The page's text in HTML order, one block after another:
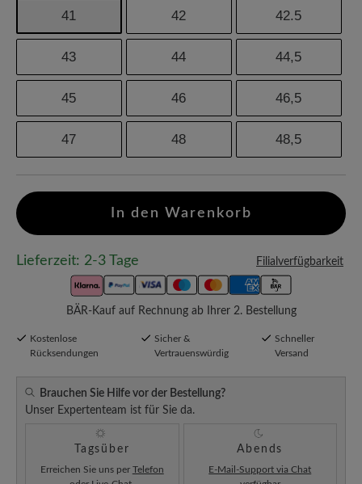
41 42 42.5
43 44 44,5
45 46 46,5
47 48 48,5
In den Warenkorb
Lieferzeit: 2-3 Tage Filialverfügbarkeit
BÄR-Kauf auf Rechnung ab Ihrer 2. Bestellung
Kostenlose
Rücksendungen
Sicher &
Vertrauenswürdig
Schneller
Versand
Brauchen Sie Hilfe vor der Bestellung?
Unser Expertenteam ist für Sie da.
Tagsüber
Erreichen Sie uns per Telefon
Abends
E-Mail-Support via Chat